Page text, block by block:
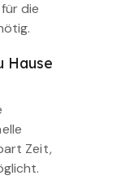
die
Hause
Zeit,